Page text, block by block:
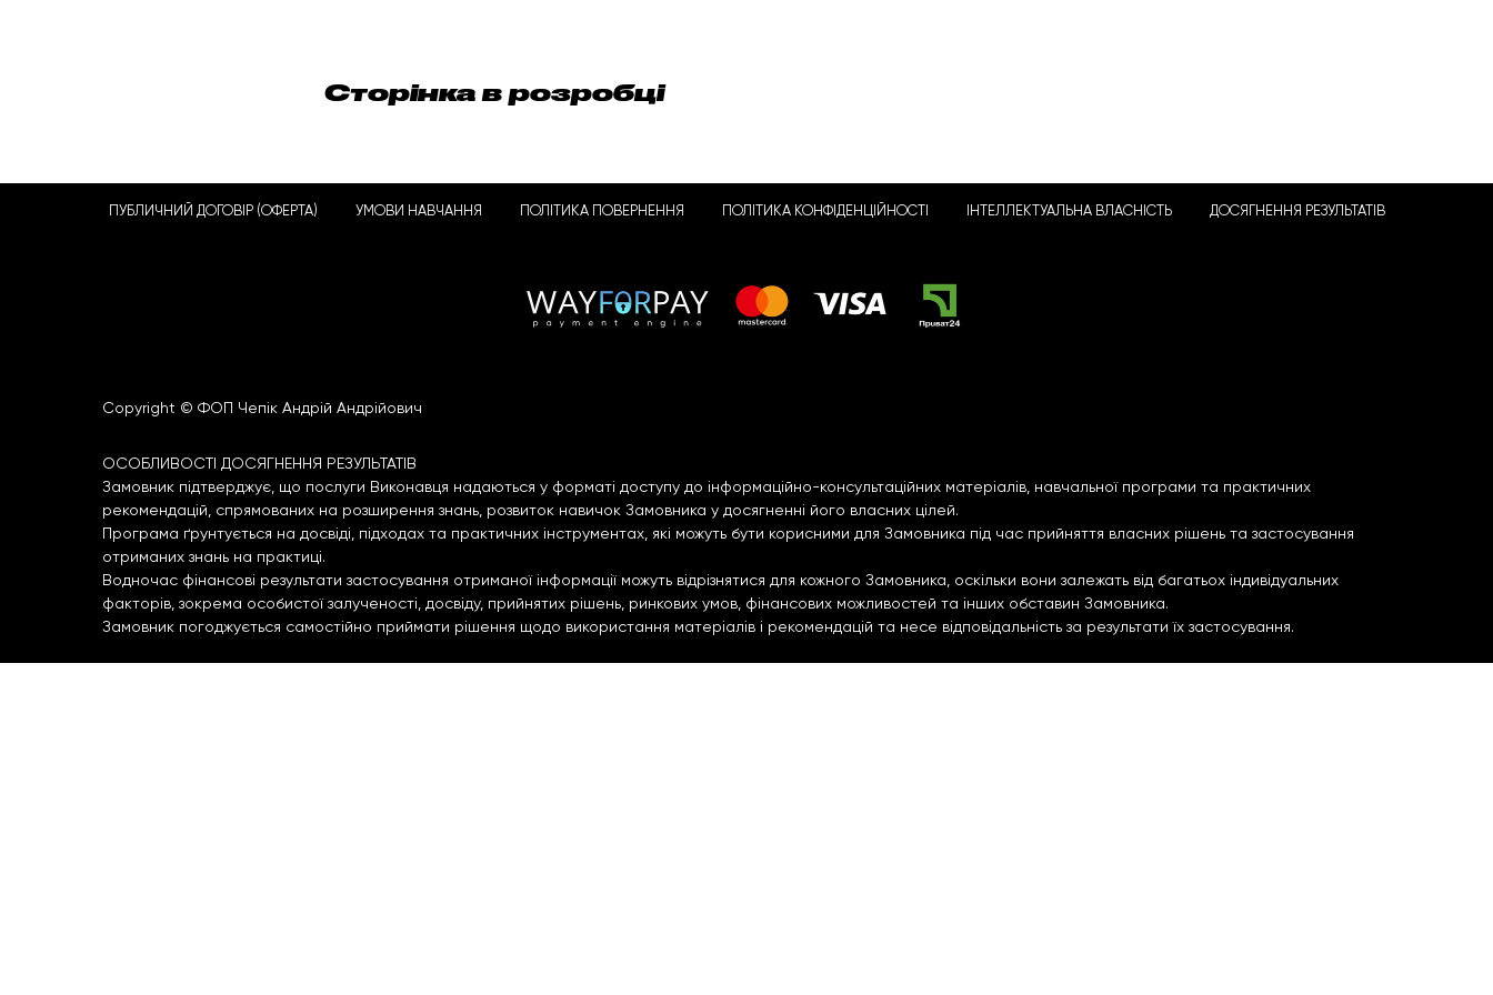
Сторінка в розробці
ПУБЛИЧНИЙ ДОГОВІР (ОФЕРТА) УМОВИ НАВЧАННЯ ПОЛІТИКА ПОВЕРНЕННЯ ПОЛІТИКА КОНФІДЕНЦІЙНОСТІ ІНТЕЛЛЕКТУАЛЬНА ВЛАСНІСТЬ ДОСЯГНЕННЯ РЕЗУЛЬТАТІВ
Copyright © ФОП Чепік Андрій Андрійович
ОСОБЛИВОСТІ ДОСЯГНЕННЯ РЕЗУЛЬТАТІВ
Замовник підтверджує, що послуги Виконавця надаються у форматі доступу до інформаційно-консультаційних матеріалів, навчальної програми та практичних
рекомендацій, спрямованих на розширення знань, розвиток навичок Замовника у досягненні його власних цілей.
Програма ґрунтується на досвіді, підходах та практичних інструментах, які можуть бути корисними для Замовника під час прийняття власних рішень та застосування
отриманих знань на практиці.
Водночас фінансові результати застосування отриманої інформації можуть відрізнятися для кожного Замовника, оскільки вони залежать від багатьох індивідуальних
факторів, зокрема особистої залученості, досвіду, прийнятих рішень, ринкових умов, фінансових можливостей та інших обставин Замовника.
Замовник погоджується самостійно приймати рішення щодо використання матеріалів і рекомендацій та несе відповідальність за результати їх застосування.